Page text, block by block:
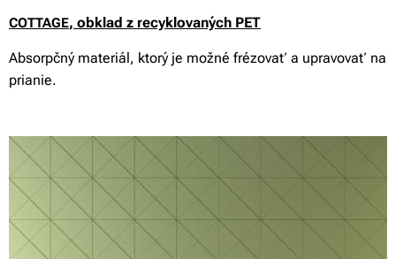
COTTAGE, obklad z recyklovaných PET
Absorpčný materiál, ktorý je možné frézovať a upravovať na
prianie.